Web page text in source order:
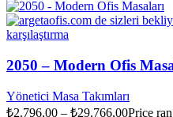
karşılaştırma
2050 – Modern Ofis
Yönetici Masa Takımları
₺2.796,00 – ₺29.766,00Price